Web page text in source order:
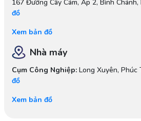
167 Đường Cây Cám, Ấp 2, Bình Chánh,
đồ
Xem bản đồ
Nhà máy
Cụm Công Nghiệp:Long Xuyên, Phúc
đồ
Xem bản đồ